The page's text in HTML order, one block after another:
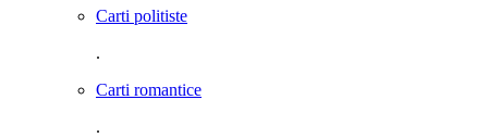
Carti politiste
.
Carti romantice
.